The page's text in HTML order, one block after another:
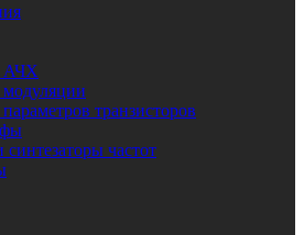
АЧХ
транзисторов
частот